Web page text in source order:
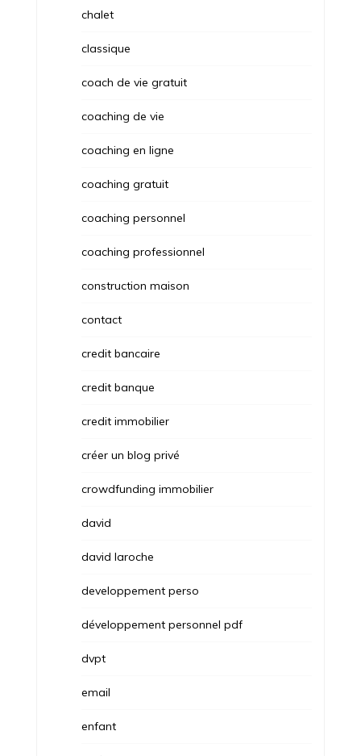
chalet
classique
coach de vie gratuit
coaching de vie
coaching en ligne
coaching gratuit
coaching personnel
coaching professionnel
construction maison
contact
credit bancaire
credit banque
credit immobilier
créer un blog privé
crowdfunding immobilier
david
david laroche
developpement perso
développement personnel pdf
dvpt
email
enfant